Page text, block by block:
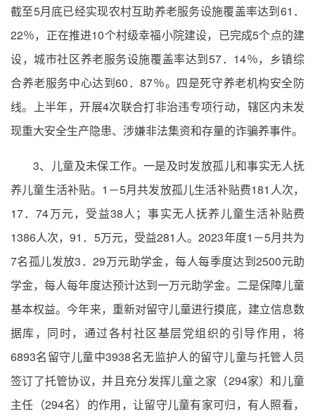
截至5月底已经实现农村互助养老服务设施覆盖率达到61．
22％，正在推进10个村级幸福小院建设，已完成5个点的建
设，城市社区养老服务设施覆盖率达到57．14％，乡镇综
合养老服务中心达到60．87％。四是死守养老机构安全防
线。上半年，开展4次联合打非治违专项行动，辖区内未发
现重大安全生产隐患、涉嫌非法集资和存量的诈骗养事件。
3、儿童及未保工作。一是及时发放孤儿和事实无人抚
养儿童生活补贴。1－5月共发放孤儿生活补贴费181人次，
17．74万元，受益38人；事实无人抚养儿童生活补贴费
1386人次，91．5万元，受益281人。2023年度1－5月共为
7名孤儿发放3．29万元助学金，每人每季度达到2500元助
学金，每人每年度达预计达到一万元助学金。二是保障儿童
基本权益。今年来，重新对留守儿童进行摸底，建立信息数
据库，同时，通过各村社区基层党组织的引导作用，将
6893名留守儿童中3938名无监护人的留守儿童与托管人员
签订了托管协议，并且充分发挥儿童之家（294家）和儿童
主任（294名）的作用，让留守儿童有家可归，有人照看，